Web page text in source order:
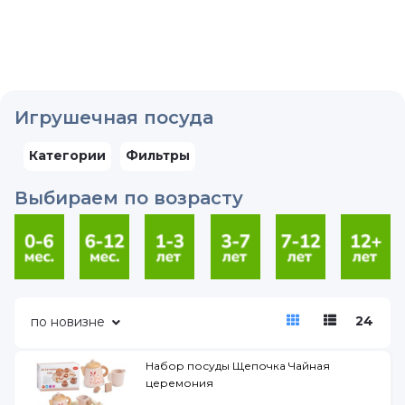
Игрушечная посуда
Категории Фильтры
Выбираем по возрасту
по новизне 24
Набор посуды Щепочка Чайная
церемония